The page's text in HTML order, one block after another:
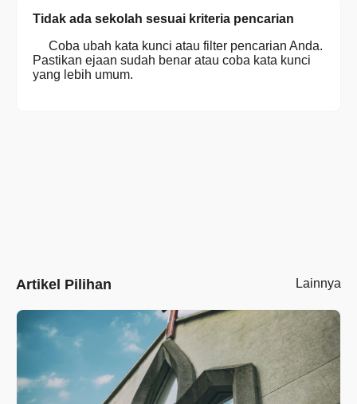
Tidak ada sekolah sesuai kriteria pencarian
Coba ubah kata kunci atau filter pencarian Anda.
Pastikan ejaan sudah benar atau coba kata kunci
yang lebih umum.
Artikel Pilihan Lainnya